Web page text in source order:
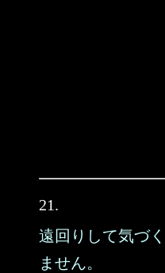
21.
遠回りして気づ
ません。